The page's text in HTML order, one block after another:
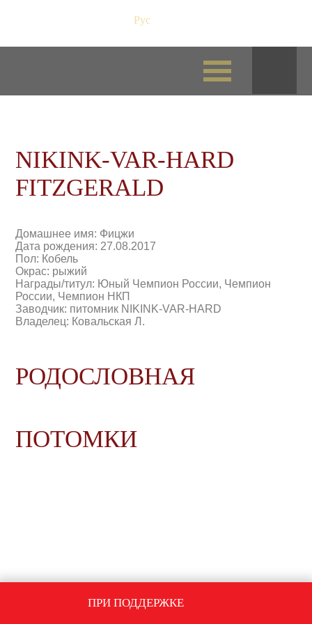
Рус
NIKINK-VAR-HARD
FITZGERALD
Домашнее имя: Фицжи
Дата рождения: 27.08.2017
Пол: Кобель
Окрас: рыжий
Награды/титул: Юный Чемпион России, Чемпион
России, Чемпион НКП
Заводчик: питомник NIKINK-VAR-HARD
Владелец: Ковальская Л.
РОДОСЛОВНАЯ
ПОТОМКИ
ПРИ ПОДДЕРЖКЕ